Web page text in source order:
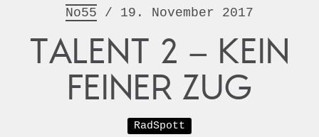
No55 / 19. November 2017
TALENT 2 – KEIN
FEINER ZUG
RadSpott